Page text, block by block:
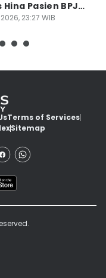
Hina Pasien BPJS
23:27 WIB
Terms of Services
Sitemap